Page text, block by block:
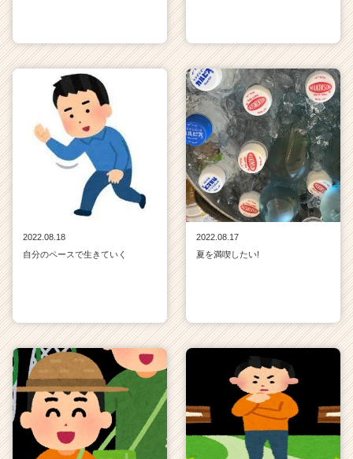
2022.08.18
自分のペースで生きていく
2022.08.17
夏を満喫したい!